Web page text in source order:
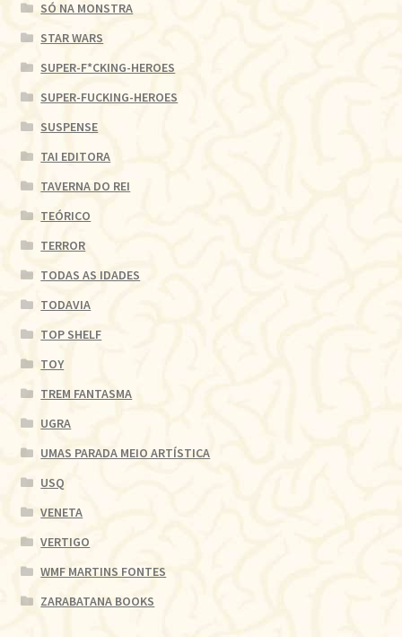
SÓ NA MONSTRA
STAR WARS
SUPER-F*CKING-HEROES
SUPER-FUCKING-HEROES
SUSPENSE
TAI EDITORA
TAVERNA DO REI
TEÓRICO
TERROR
TODAS AS IDADES
TODAVIA
TOP SHELF
TOY
TREM FANTASMA
UGRA
UMAS PARADA MEIO ARTÍSTICA
USQ
VENETA
VERTIGO
WMF MARTINS FONTES
ZARABATANA BOOKS